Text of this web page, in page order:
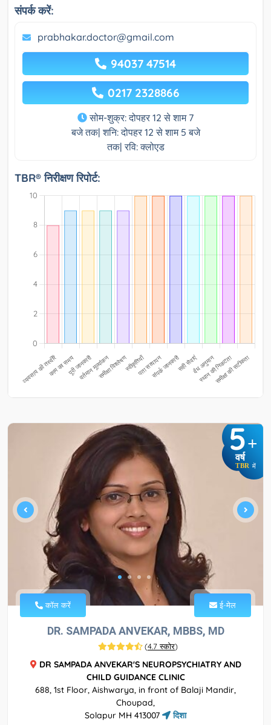
संपर्क करें:
prabhakar.doctor@gmail.com
94037 47514
0217 2328866
सोम-शुक्र: दोपहर 12 से शाम 7
बजे तक| शनि: दोपहर 12 से शाम 5 बजे
तक| रवि: क्लोएड
TBR® निरीक्षण रिपोर्ट:
5+
वर्ष
TBR में
कॉल करें ई-मेल
DR. SAMPADA ANVEKAR, MBBS, MD
(4.7 स्कोर)
DR SAMPADA ANVEKAR'S NEUROPSYCHIATRY AND
CHILD GUIDANCE CLINIC
688, 1st Floor, Aishwarya, in front of Balaji Mandir,
Choupad,
Solapur MH 413007
दिशा